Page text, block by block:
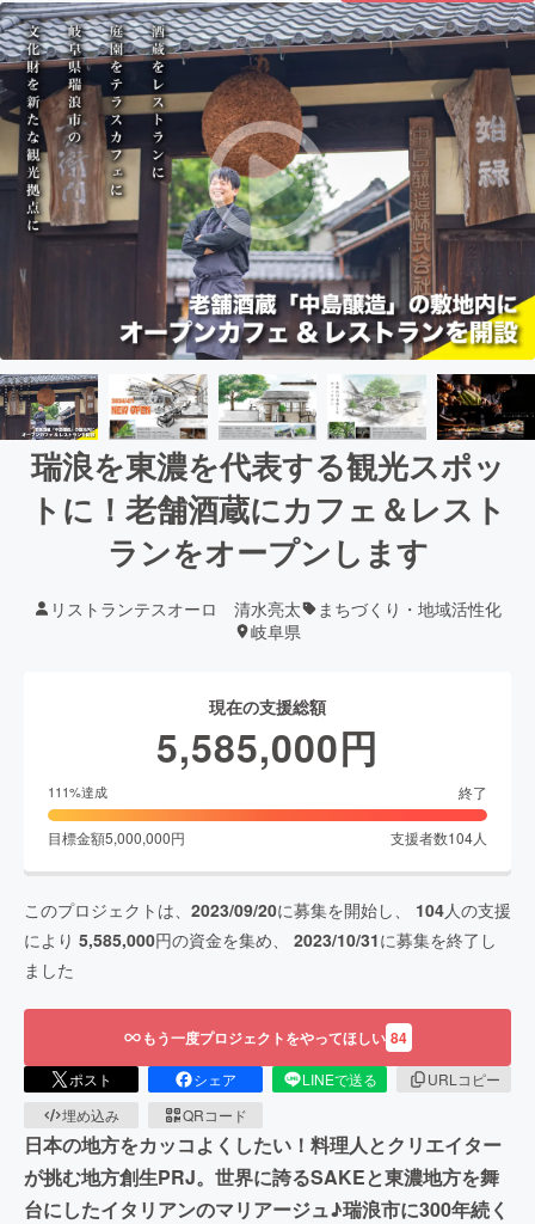
瑞浪を東濃を代表する観光スポッ
トに！老舗酒蔵にカフェ＆レスト
ランをオープンします
リストランテスオーロ 清水亮太
まちづくり・地域活性化
岐阜県
現在の支援総額
5,585,000円
111%達成 終了
目標金額5,000,000円 支援者数104人
このプロジェクトは、 2023/09/20に募集を開始し、 104人の支援
により 5,585,000円の資金を集め、 2023/10/31に募集を終了し
ました
もう一度プロジェクトをやってほしい 84
ポスト シェア LINEで送る
URLコピー
埋め込み
QRコード
日本の地方をカッコよくしたい！料理人とクリエイター
が挑む地方創生PRJ。世界に誇るSAKEと東濃地方を舞
台にしたイタリアンのマリアージュ♪瑞浪市に300年続く